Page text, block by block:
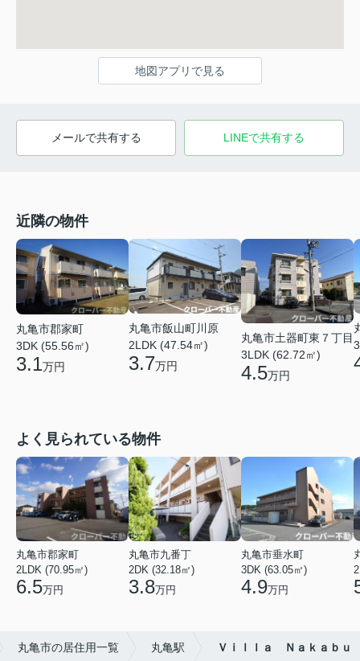
地図アプリで見る
メールで共有する LINEで共有する
近隣の物件
丸亀市郡家町
3DK (55.56㎡)
3.1万円
丸亀市飯山町川原
2LDK (47.54㎡)
3.7万円
丸亀市土器町東７丁目
3LDK (62.72㎡)
4.5万円
よく見られている物件
丸亀市郡家町
2LDK (70.95㎡)
6.5万円
丸亀市九番丁
2DK (32.18㎡)
3.8万円
丸亀市垂水町
3DK (63.05㎡)
4.9万円
丸亀市の居住用一覧 丸亀駅 Ｖｉｌｌａ Ｎａｋａｂｕ